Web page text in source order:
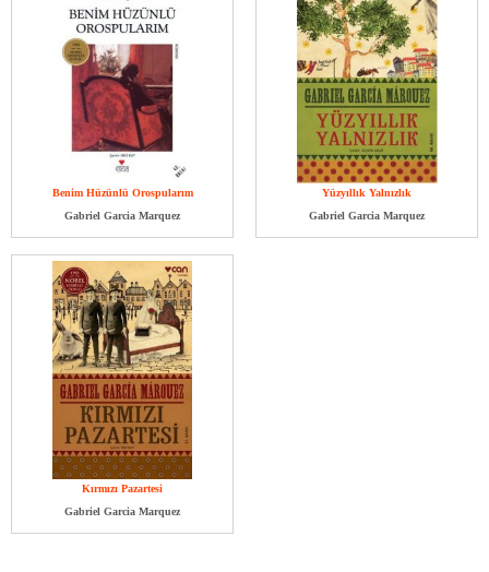
Benim Hüzünlü Orospularım
Gabriel Garcia Marquez
Yüzyıllık Yalnızlık
Gabriel Garcia Marquez
Kırmızı Pazartesi
Gabriel Garcia Marquez